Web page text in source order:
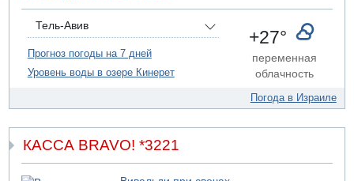
06.08.2026 11:41
Трое подростков ограбили сексшоп в Холоне
Взрыв в Северном Тель-Авиве
06.08.2026 08:11
Израиль провел испытания системы противоракетной
обороны "Хец"
05.08.2026 18:28
МАДА призывает израильтян срочно сдавать кровь
Тель-Авив
Прогноз погоды на 7 дней
Уровень воды в озере Кинерет
+27°
переменная
облачность
Погода в Израиле
КАССА BRAVO! *3221